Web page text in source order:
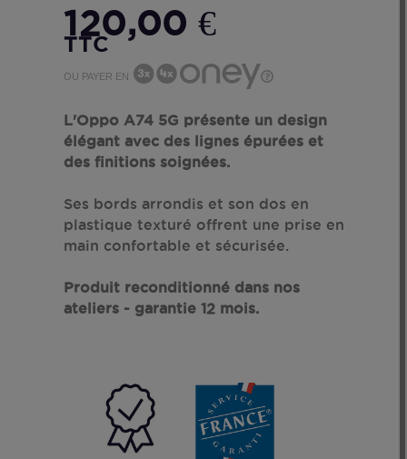
120,00 €
TTC
OU PAYER EN
L'Oppo A74 5G présente un design
élégant avec des lignes épurées et
des finitions soignées.
Ses bords arrondis et son dos en
plastique texturé offrent une prise en
main confortable et sécurisée.
Produit reconditionné dans nos
ateliers - garantie 12 mois.